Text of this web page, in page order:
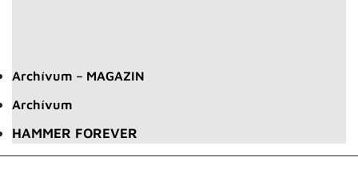
Archívum – MAGAZIN
Archívum
HAMMER FOREVER